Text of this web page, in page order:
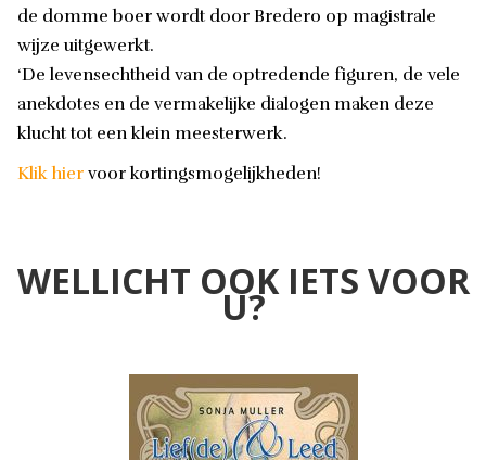
de domme boer wordt door Bredero op magistrale
wijze uitgewerkt.
‘De levensechtheid van de optredende figuren, de vele
anekdotes en de vermakelijke dialogen maken deze
klucht tot een klein meesterwerk.
Klik hier voor kortingsmogelijkheden!
WELLICHT OOK IETS VOOR
U?